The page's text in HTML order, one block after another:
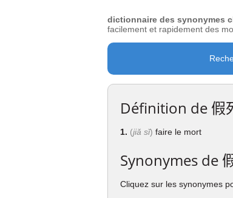
Proverbes
Cuisine
Calendrier en ligne
JO Pékin 2022
Exos &
+50 Outils
dictionnaire des synonymes
facilement et rapidement des
Définition de 假
1. (jiǎ sǐ) faire le mort
Synonymes de
Cliquez sur les synonymes